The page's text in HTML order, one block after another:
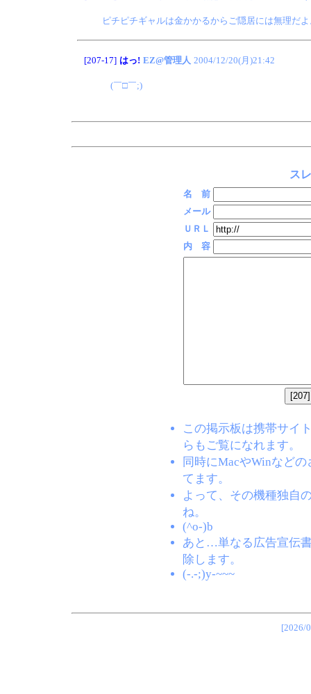
ピチピチギャルは金かかるからご隠居には無理だよ
[207-17] はっ! EZ@管理人 2004/12/20(月)21:42
(￣□￣;)
ス
名 前
メール
ＵＲＬ
内 容
この掲示板は携帯サイ
らもご覧になれます。
同時にMacやWinなど
てます。
よって、その機種独自
ね。
(^o-)b
あと…単なる広告宣伝
除します。
(-.-;)y-~~~
[2026/